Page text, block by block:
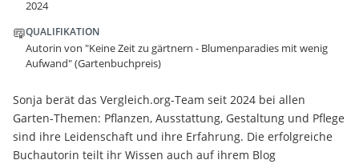
2024
QUALIFIKATION
Autorin von "Keine Zeit zu gärtnern - Blumenparadies mit wenig
Aufwand" (Gartenbuchpreis)
Sonja berät das Vergleich.org-Team seit 2024 bei allen
Garten-Themen: Pflanzen, Ausstattung, Gestaltung und Pflege
sind ihre Leidenschaft und ihre Erfahrung. Die erfolgreiche
Buchautorin teilt ihr Wissen auch auf ihrem Blog